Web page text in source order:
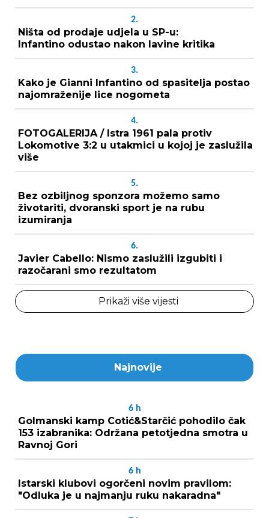
2.
Ništa od prodaje udjela u SP-u:
Infantino odustao nakon lavine kritika
3.
Kako je Gianni Infantino od spasitelja postao
najomraženije lice nogometa
4.
FOTOGALERIJA / Istra 1961 pala protiv
Lokomotive 3:2 u utakmici u kojoj je zaslužila
više
5.
Bez ozbiljnog sponzora možemo samo
životariti, dvoranski sport je na rubu
izumiranja
6.
Javier Cabello: Nismo zaslužili izgubiti i
razočarani smo rezultatom
Prikaži više vijesti
Najnovije
6 h
Golmanski kamp Cotić&Starčić pohodilo čak
153 izabranika: Održana petotjedna smotra u
Ravnoj Gori
6 h
Istarski klubovi ogorčeni novim pravilom:
"Odluka je u najmanju ruku nakaradna"